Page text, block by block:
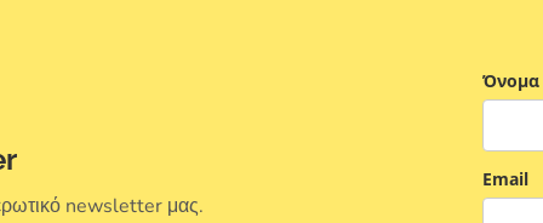
newsletter μας.
Όνομα
Email